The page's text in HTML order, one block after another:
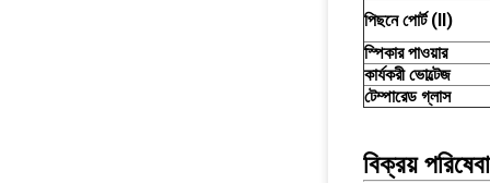
পিছনে পোর্ট (Ⅱ)
স্পিকার পাওয়ার
কার্যকরী ভোল্টেজ
টেম্পারেড গ্লাস
বিক্রয়